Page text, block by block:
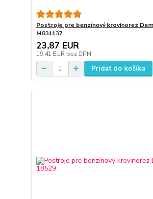
Postroje pre benzínový krovinorez
M831137
23,87 EUR
19,41 EUR bez DPH
Pridať do košíka